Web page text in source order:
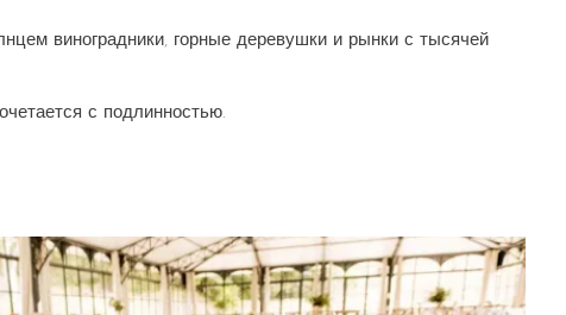
виноградники, горные деревушки и рынки с тысячей
с подлинностью.